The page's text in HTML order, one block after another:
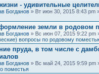
- удивительные
Богданов » Вт июн 30, 2015 8:43 pm
земли в родовом
Богданов » Вс июн 07, 2015 9:22 pm
вопросы по родовому
пруда, в том числе с
Богданов » Вс май 24, 2015 9:59 pm
поместья